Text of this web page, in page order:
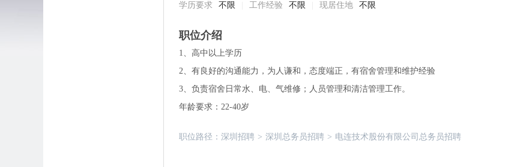
学历要求
不限 工作经验 不限 现居住地 不限
职位介绍
1、高中以上学历
2、有良好的沟通能力，为人谦和，态度端正，有宿舍管理和维护经验
3、负责宿舍日常水、电、气维修；人员管理和清洁管理工作。
年龄要求：22-40岁
职位路径： 深圳招聘 > 深圳总务员招聘 > 电连技术股份有限公司总务员招聘